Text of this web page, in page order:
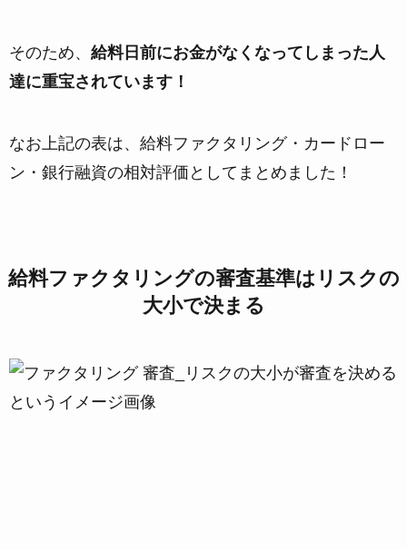
そのため、 給料日前にお金がなくなってしまった人
達に重宝されています！
なお上記の表は、給料ファクタリング・カードロー
ン・銀行融資の相対評価としてまとめました！
給料ファクタリングの審査基準はリスクの
大小で決まる